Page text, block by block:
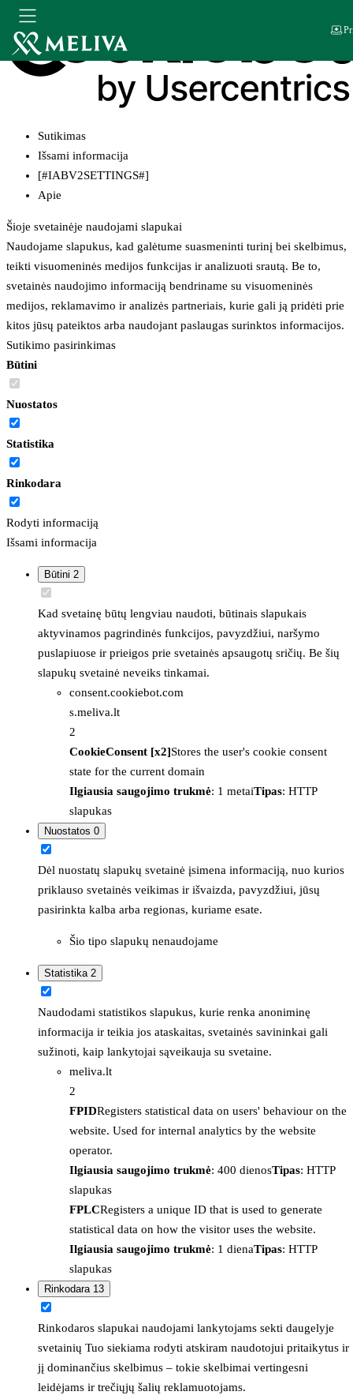
Sutikimas
Išsami informacija
[#IABV2SETTINGS#]
Apie
Šioje svetainėje naudojami slapukai
Naudojame slapukus, kad galėtume suasmeninti turinį bei skelbimus,
teikti visuomeninės medijos funkcijas ir analizuoti srautą. Be to,
svetainės naudojimo informaciją bendriname su visuomeninės
medijos, reklamavimo ir analizės partneriais, kurie gali ją pridėti prie
kitos jūsų pateiktos arba naudojant paslaugas surinktos informacijos.
Sutikimo pasirinkimas
Būtini
Nuostatos
Statistika
Rinkodara
Rodyti informaciją
Išsami informacija
Būtini 2
Kad svetainę būtų lengviau naudoti, būtinais slapukais
aktyvinamos pagrindinės funkcijos, pavyzdžiui, naršymo
puslapiuose ir prieigos prie svetainės apsaugotų sričių. Be šių
slapukų svetainė neveiks tinkamai.
consent.cookiebot.com
s.meliva.lt
2
CookieConsent [x2]Stores the user's cookie consent
state for the current domain
Ilgiausia saugojimo trukmė: 1 metaiTipas: HTTP
slapukas
Nuostatos 0
Dėl nuostatų slapukų svetainė įsimena informaciją, nuo kurios
priklauso svetainės veikimas ir išvaizda, pavyzdžiui, jūsų
pasirinkta kalba arba regionas, kuriame esate.
Šio tipo slapukų nenaudojame
Statistika 2
Naudodami statistikos slapukus, kurie renka anoniminę
informacija ir teikia jos ataskaitas, svetainės savininkai gali
sužinoti, kaip lankytojai sąveikauja su svetaine.
meliva.lt
2
FPIDRegisters statistical data on users' behaviour on the
website. Used for internal analytics by the website
operator.
Ilgiausia saugojimo trukmė: 400 dienosTipas: HTTP
slapukas
FPLCRegisters a unique ID that is used to generate
statistical data on how the visitor uses the website.
Ilgiausia saugojimo trukmė: 1 dienaTipas: HTTP
slapukas
Rinkodara 13
Rinkodaros slapukai naudojami lankytojams sekti daugelyje
svetainių Tuo siekiama rodyti atskiram naudotojui pritaikytus ir
jį dominančius skelbimus – tokie skelbimai vertingesni
leidėjams ir trečiųjų šalių reklamuotojams.